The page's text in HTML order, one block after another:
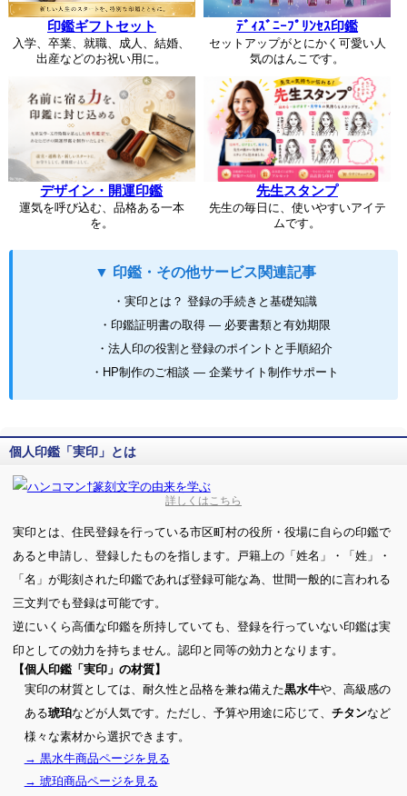
印鑑ギフトセット
入学、卒業、就職、成人、結婚、
出産などのお祝い用に。
ﾃﾞｨｽﾞﾆｰﾌﾟﾘﾝｾｽ印鑑
セットアップがとにかく可愛い人
気のはんこです。
デザイン・開運印鑑
運気を呼び込む、品格ある一本
を。
先生スタンプ
先生の毎日に、使いやすいアイテ
ムです。
▼ 印鑑・その他サービス関連記事
・実印とは？ 登録の手続きと基礎知識
・印鑑証明書の取得 ― 必要書類と有効期限
・法人印の役割と登録のポイントと手順紹介
・HP制作のご相談 ― 企業サイト制作サポート
個人印鑑「実印」とは
詳しくはこちら
実印とは、住民登録を行っている市区町村の役所・役場に自らの印鑑で
あると申請し、登録したものを指します。戸籍上の「姓名」・「姓」・
「名」が彫刻された印鑑であれば登録可能な為、世間一般的に言われる
三文判でも登録は可能です。
逆にいくら高価な印鑑を所持していても、登録を行っていない印鑑は実
印としての効力を持ちません。認印と同等の効力となります。
【個人印鑑「実印」の材質】
実印の材質としては、耐久性と品格を兼ね備えた黒水牛や、高級感の
ある琥珀などが人気です。ただし、予算や用途に応じて、 チタンなど
様々な素材から選択できます。
→ 黒水牛商品ページを見る
→ 琥珀商品ページを見る